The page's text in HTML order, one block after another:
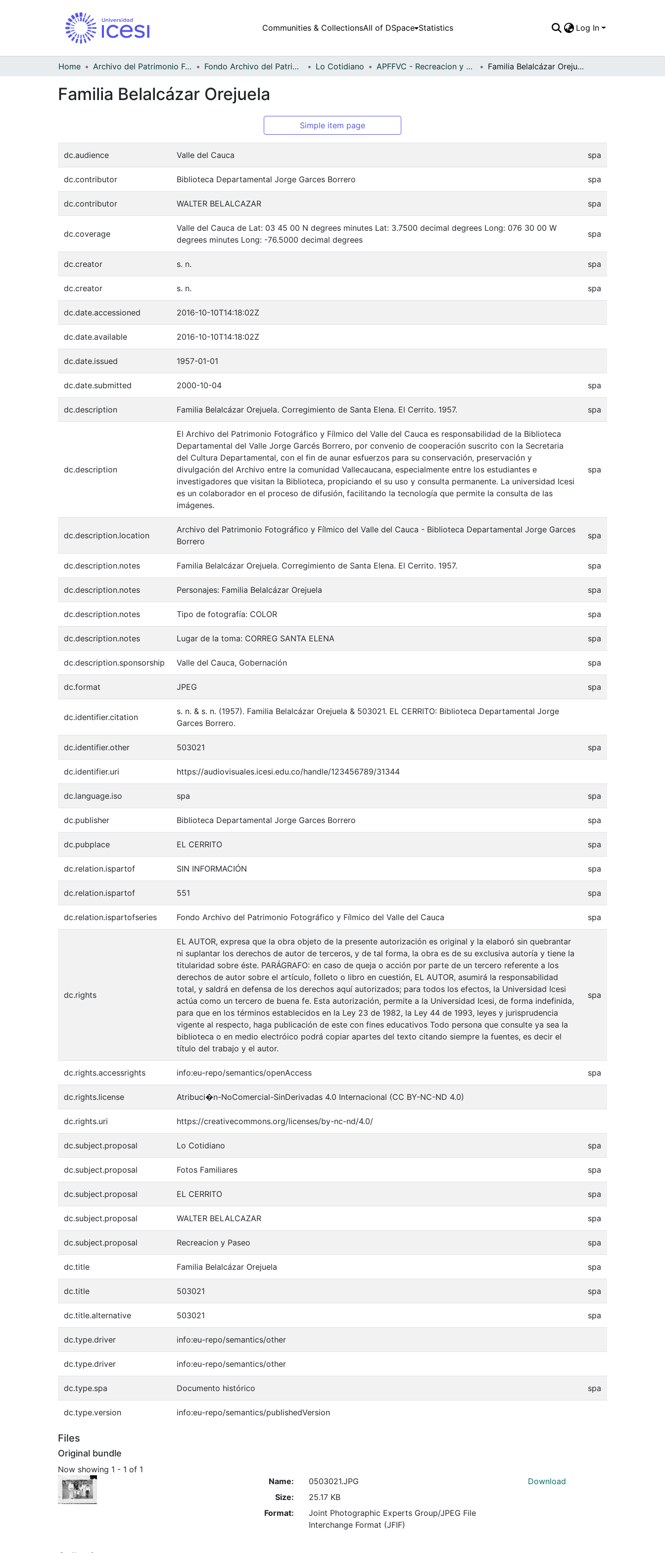
Communities & CollectionsAll of DSpace Statistics Log In
Home Archivo del Patrimonio Fotográfico y Fílmico del Valle del Cauca Fondo Archivo del Patrimonio Fotográfico y Fílmico del Valle del Cauca Lo Cotidiano APFFVC - Recreacion y Paseo - Patrimonial Familia Belalcázar Orejuela
Familia Belalcázar Orejuela
Simple item page
dc.audience Valle del Cauca spa
dc.contributor Biblioteca Departamental Jorge Garces Borrero spa
dc.contributor WALTER BELALCAZAR spa
dc.coverage
Valle del Cauca de Lat: 03 45 00 N degrees minutes Lat: 3.7500 decimal degrees Long: 076 30 00 W
degrees minutes Long: -76.5000 decimal degrees
spa
dc.creator s. n. spa
dc.creator s. n. spa
dc.date.accessioned 2016-10-10T14:18:02Z
dc.date.available 2016-10-10T14:18:02Z
dc.date.issued 1957-01-01
dc.date.submitted 2000-10-04 spa
dc.description Familia Belalcázar Orejuela. Corregimiento de Santa Elena. El Cerrito. 1957. spa
dc.description
El Archivo del Patrimonio Fotográfico y Fílmico del Valle del Cauca es responsabilidad de la Biblioteca
Departamental del Valle Jorge Garcés Borrero, por convenio de cooperación suscrito con la Secretaria
del Cultura Departamental, con el fin de aunar esfuerzos para su conservación, preservación y
divulgación del Archivo entre la comunidad Vallecaucana, especialmente entre los estudiantes e
investigadores que visitan la Biblioteca, propiciando el su uso y consulta permanente. La universidad Icesi
es un colaborador en el proceso de difusión, facilitando la tecnología que permite la consulta de las
imágenes.
spa
dc.description.location
Archivo del Patrimonio Fotográfico y Fílmico del Valle del Cauca - Biblioteca Departamental Jorge Garces
Borrero
spa
dc.description.notes Familia Belalcázar Orejuela. Corregimiento de Santa Elena. El Cerrito. 1957. spa
dc.description.notes Personajes: Familia Belalcázar Orejuela spa
dc.description.notes Tipo de fotografía: COLOR spa
dc.description.notes Lugar de la toma: CORREG SANTA ELENA spa
dc.description.sponsorship Valle del Cauca, Gobernación spa
dc.format JPEG spa
dc.identifier.citation
s. n. & s. n. (1957). Familia Belalcázar Orejuela & 503021. EL CERRITO: Biblioteca Departamental Jorge
Garces Borrero.
dc.identifier.other 503021 spa
dc.identifier.uri https://audiovisuales.icesi.edu.co/handle/123456789/31344
dc.language.iso spa spa
dc.publisher Biblioteca Departamental Jorge Garces Borrero spa
dc.pubplace EL CERRITO spa
dc.relation.ispartof SIN INFORMACIÓN spa
dc.relation.ispartof 551 spa
dc.relation.ispartofseries Fondo Archivo del Patrimonio Fotográfico y Fílmico del Valle del Cauca spa
dc.rights
EL AUTOR, expresa que la obra objeto de la presente autorización es original y la elaboró sin quebrantar
ni suplantar los derechos de autor de terceros, y de tal forma, la obra es de su exclusiva autoría y tiene la
titularidad sobre éste. PARÁGRAFO: en caso de queja o acción por parte de un tercero referente a los
derechos de autor sobre el artículo, folleto o libro en cuestión, EL AUTOR, asumirá la responsabilidad
total, y saldrá en defensa de los derechos aquí autorizados; para todos los efectos, la Universidad Icesi
actúa como un tercero de buena fe. Esta autorización, permite a la Universidad Icesi, de forma indefinida,
para que en los términos establecidos en la Ley 23 de 1982, la Ley 44 de 1993, leyes y jurisprudencia
vigente al respecto, haga publicación de este con fines educativos Todo persona que consulte ya sea la
biblioteca o en medio electróico podrá copiar apartes del texto citando siempre la fuentes, es decir el
título del trabajo y el autor.
spa
dc.rights.accessrights info:eu-repo/semantics/openAccess spa
dc.rights.license Atribuci�n-NoComercial-SinDerivadas 4.0 Internacional (CC BY-NC-ND 4.0)
dc.rights.uri https://creativecommons.org/licenses/by-nc-nd/4.0/
dc.subject.proposal Lo Cotidiano spa
dc.subject.proposal Fotos Familiares spa
dc.subject.proposal EL CERRITO spa
dc.subject.proposal WALTER BELALCAZAR spa
dc.subject.proposal Recreacion y Paseo spa
dc.title Familia Belalcázar Orejuela spa
dc.title 503021 spa
dc.title.alternative 503021 spa
dc.type.driver info:eu-repo/semantics/other
dc.type.driver info:eu-repo/semantics/other
dc.type.spa Documento histórico spa
dc.type.version info:eu-repo/semantics/publishedVersion
Files
Original bundle
Now showing 1 - 1 of 1
Name:
0503021.JPG
Size:
25.17 KB
Format:
Joint Photographic Experts Group/JPEG File
Interchange Format (JFIF)
Download